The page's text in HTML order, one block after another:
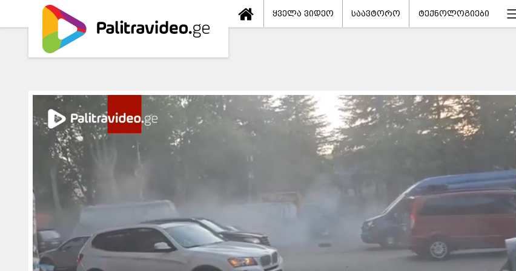
ყველა ვიდეო საავტორო ტექნოლოგიები